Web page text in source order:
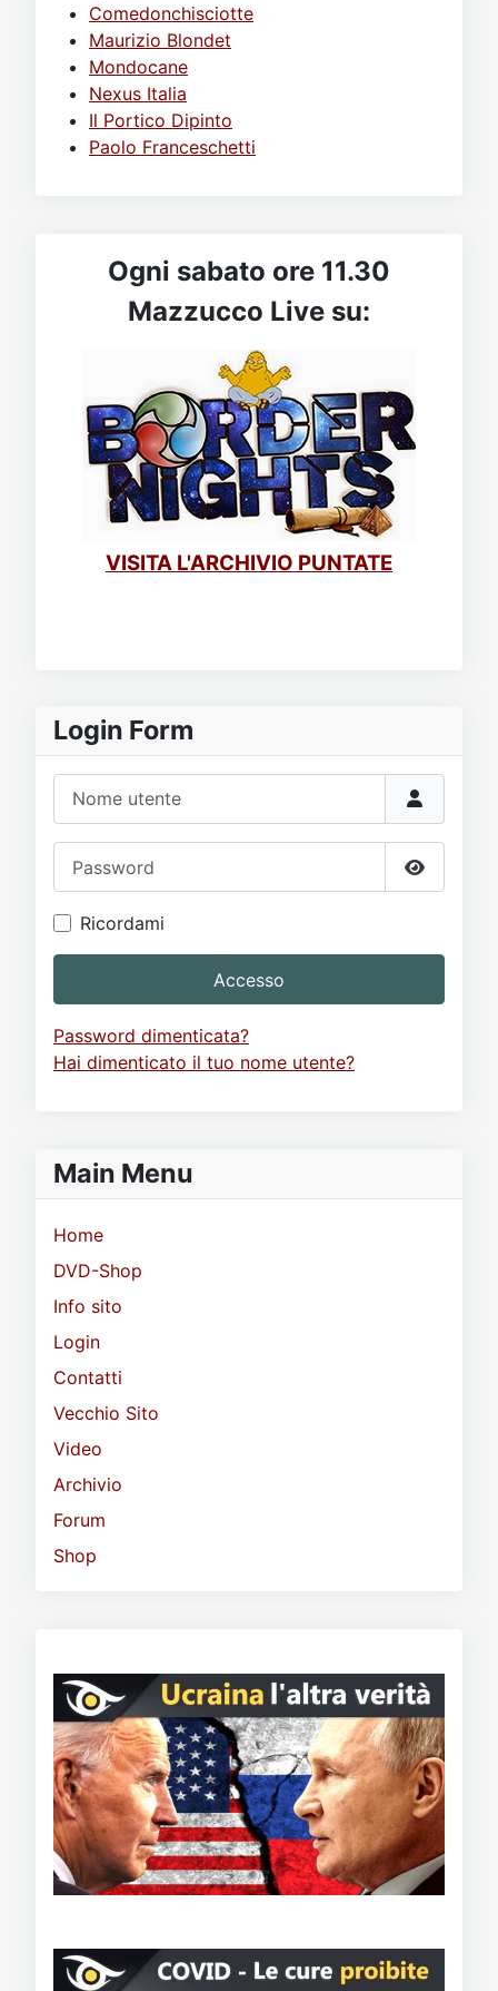
Login Form
Mostra
Ricordami
Accesso
Password dimenticata?
Hai dimenticato il tuo nome utente?
Main Menu
Home
DVD-Shop
Info sito
Login
Contatti
Vecchio Sito
Video
Archivio
Forum
Shop
Comedonchisciotte
Maurizio Blondet
Mondocane
Nexus Italia
Il Portico Dipinto
Paolo Franceschetti
Ogni sabato ore 11.30
Mazzucco Live su:
VISITA L'ARCHIVIO PUNTATE